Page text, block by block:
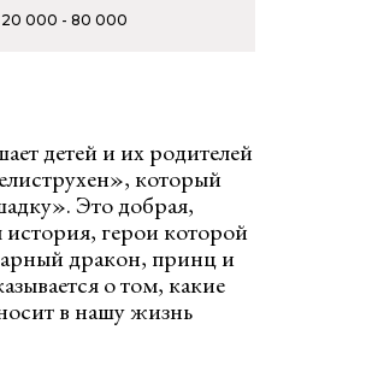
20 000 - 80 000
детей и их родителей
который
Это добрая,
история, герои которой
дракон, принц и
о том, какие
в нашу жизнь